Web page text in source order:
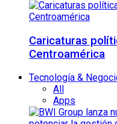
Caricaturas
Centroamérica
Tecnología &
All
Apps